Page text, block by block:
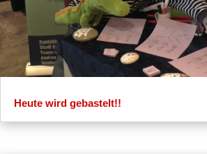
Heute wird gebastelt!!